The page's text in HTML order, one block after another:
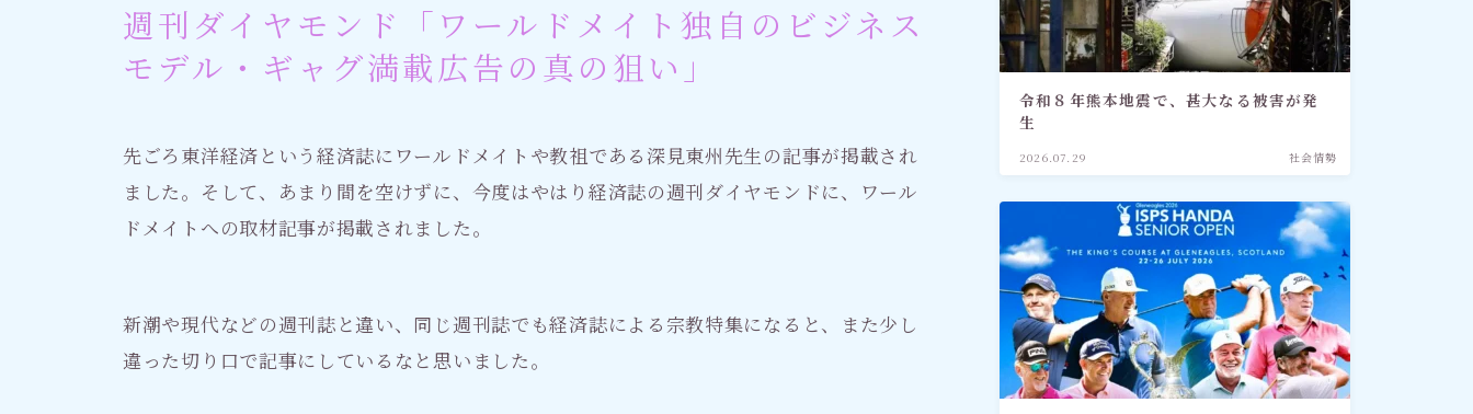
週刊ダイヤモンド「ワールドメイト独自のビジネス
モデル・ギャグ満載広告の真の狙い」
先ごろ東洋経済という経済誌にワールドメイトや教祖である深見東州先生の記事が掲載され
ました。そして、あまり間を空けずに、今度はやはり経済誌の週刊ダイヤモンドに、ワール
ドメイトへの取材記事が掲載されました。
新潮や現代などの週刊誌と違い、同じ週刊誌でも経済誌による宗教特集になると、また少し
違った切り口で記事にしているなと思いました。
令和８年熊本地震で、甚大なる被害が発
生
2026.07.29 社会情勢